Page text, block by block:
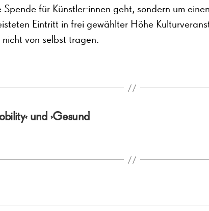
Spende für Künstler:innen geht, sondern um
Eintritt in frei gewählter Höhe
nicht von selbst tragen.
und ›Gesund